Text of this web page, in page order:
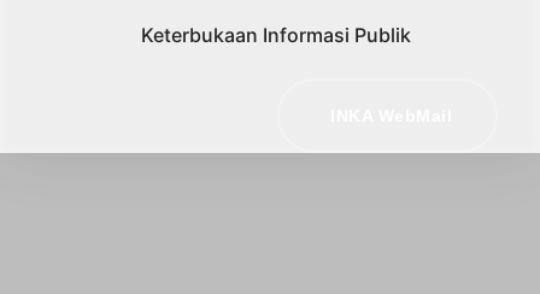
Keterbukaan Informasi Publik